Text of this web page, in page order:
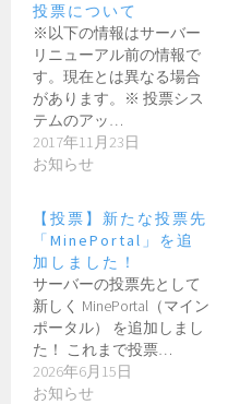
投票について
※以下の情報はサーバー
リニューアル前の情報で
す。現在とは異なる場合
があります。※ 投票シス
テムのアッ…
2017年11月23日
お知らせ
【投票】新たな投票先
「MinePortal」を追
加しました！
サーバーの投票先として
新しく MinePortal（マイン
ポータル） を追加しまし
た！ これまで投票…
2026年6月15日
お知らせ